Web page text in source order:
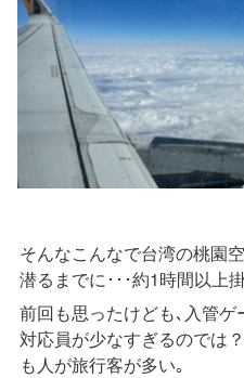
そんなこんなで台湾の桃園
潜るまでに･･･約1時間以上
前回も思ったけども､入管ゲ
対応員が少なすぎるのでは
も人が旅行客が多い｡